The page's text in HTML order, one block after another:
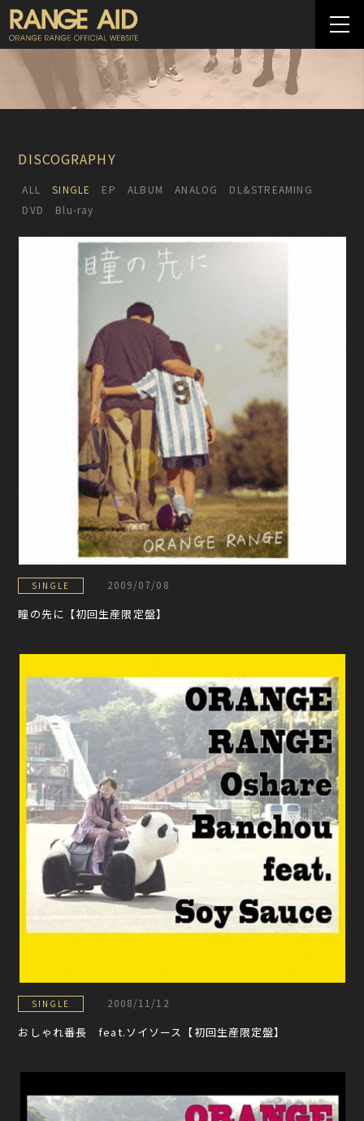
DISCOGRAPHY
ALL SINGLE EP ALBUM ANALOG
DL&STREAMING
DVD
Blu-ray
SINGLE 2009/07/08
瞳の先に【初回生産限定盤】
SINGLE 2008/11/12
おしゃれ番長 feat.ソイソース【初回生産限定盤】